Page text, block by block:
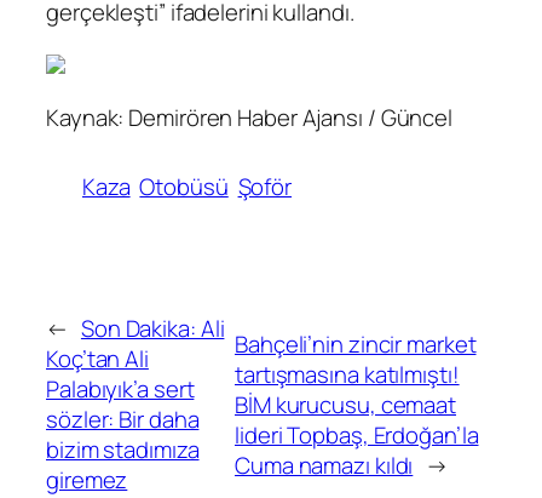
gerçekleşti” ifadelerini kullandı.
Kaynak: Demirören Haber Ajansı / Güncel
Kaza Otobüsü Şoför
← Son Dakika: Ali
Koç’tan Ali
Palabıyık’a sert
sözler: Bir daha
bizim stadımıza
giremez
Bahçeli’nin zincir market
tartışmasına katılmıştı!
BİM kurucusu, cemaat
lideri Topbaş, Erdoğan’la
Cuma namazı kıldı →